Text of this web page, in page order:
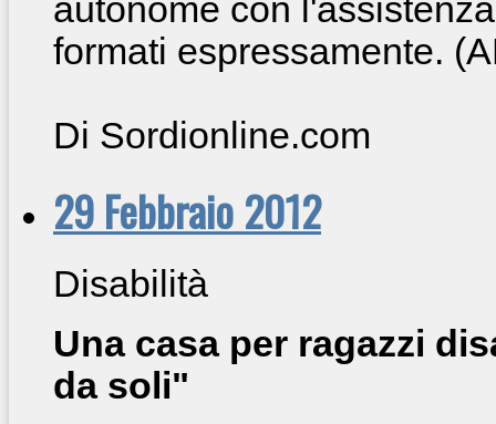
autonome con
formati espressamente.
Di Sordionline.com
29 Febbraio 2012
Disabilità
Una casa per ragazzi
da soli"